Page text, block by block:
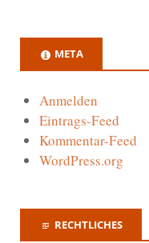
META
Anmelden
Eintrags-Feed
Kommentar-Feed
WordPress.org
RECHTLICHES